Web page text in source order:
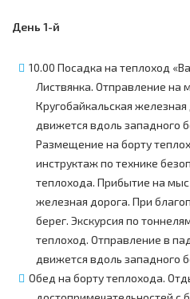
День 1-й
10.00 Посадка на теплоход
Листвянка. Отправление на
Кругобайкальская
движется вдоль западного
Размещение на борту
инструктаж по технике
теплохода. Прибытие на
железная дорога. При
берег. Экскурсия по
теплоход. Отправление в
движется вдоль западного
Обед на борту теплохода.